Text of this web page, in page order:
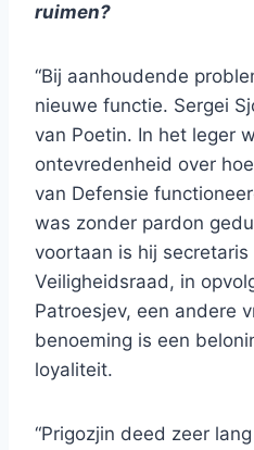
ruimen?
“Bij aanhoudende
nieuwe functie. Sergei
van Poetin. In het leger
ontevredenheid over
van Defensie
was zonder pardon
voortaan is hij secretaris
Veiligheidsraad, in
Patroesjev, een andere
benoeming is een
loyaliteit.
“Prigozjin deed zeer